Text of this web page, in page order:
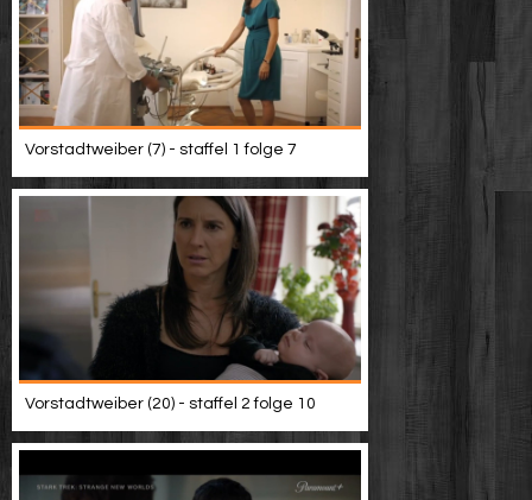
Vorstadtweiber (7) - staffel 1 folge 7
Vorstadtweiber (20) - staffel 2 folge 10